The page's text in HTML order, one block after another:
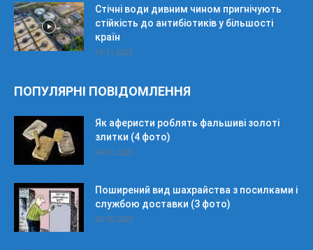
Стічні води дивним чином пригнічують
стійкість до антибіотиків у більшості
країн
18.11.2025
ПОПУЛЯРНІ ПОВІДОМЛЕННЯ
Як аферисти роблять фальшиві золоті
злитки (4 фото)
04.01.2020
Поширений вид шахрайства з посилками і
службою доставки (3 фото)
20.05.2020